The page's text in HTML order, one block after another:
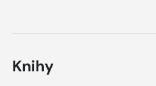
Knihy